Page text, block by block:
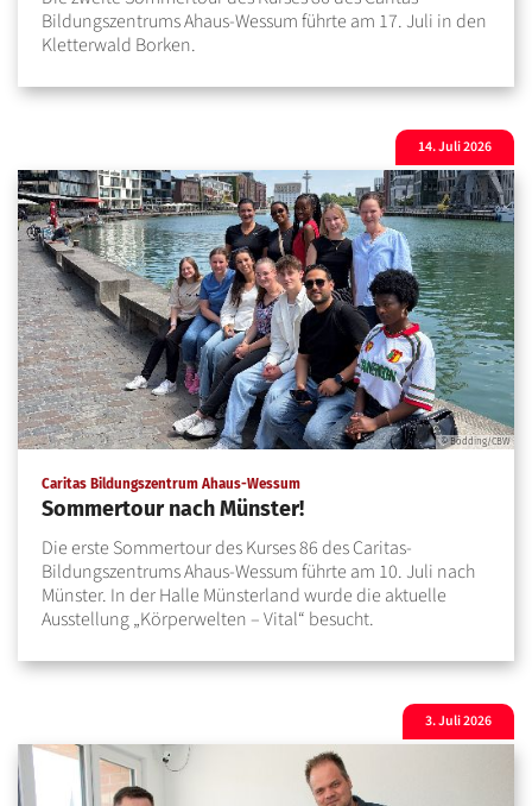
Bildungszentrums Ahaus-Wessum führte am 17. Juli in den
Kletterwald Borken.
© Bödding/CBW
Caritas Bildungszentrum Ahaus-Wessum:
Sommertour nach Münster!
14. Juli 2026
Die erste Sommertour des Kurses 86 des Caritas-
Bildungszentrums Ahaus-Wessum führte am 10. Juli nach
Münster. In der Halle Münsterland wurde die aktuelle
Ausstellung „Körperwelten – Vital“ besucht.
3. Juli 2026